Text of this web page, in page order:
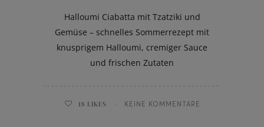
Halloumi Ciabatta mit Tzatziki und
Gemüse – schnelles Sommerrezept mit
knusprigem Halloumi, cremiger Sauce
und frischen Zutaten
18 LIKES KEINE KOMMENTARE